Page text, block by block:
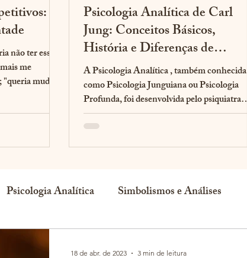
não ter esse
me
mudar
Psicologia Analítica de Carl
Jung: Conceitos Básicos,
História e Diferenças de
Abordagens
A Psicologia Analítica , também conhecida
como Psicologia Junguiana ou Psicologia
Profunda, foi desenvolvida pelo psiquiatra
suíço Carl...
Psicologia Analítica Simbolismos e Análises
Filhos
18 de abr. de 2023 3 min de leitura